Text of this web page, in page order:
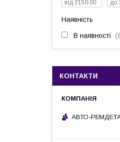
Наявність
В наявності
КОНТАКТИ
АВТО-